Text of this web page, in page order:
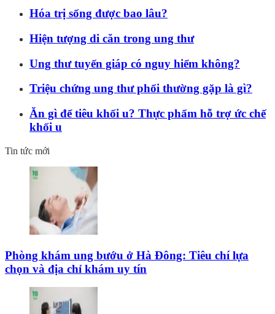
Hóa trị sống được bao lâu?
Hiện tượng di căn trong ung thư
Ung thư tuyến giáp có nguy hiểm không?
Triệu chứng ung thư phổi thường gặp là gì?
Ăn gì để tiêu khối u? Thực phẩm hỗ trợ ức chế
khối u
Tin tức mới
Phòng khám ung bướu ở Hà Đông: Tiêu chí lựa
chọn và địa chỉ khám uy tín